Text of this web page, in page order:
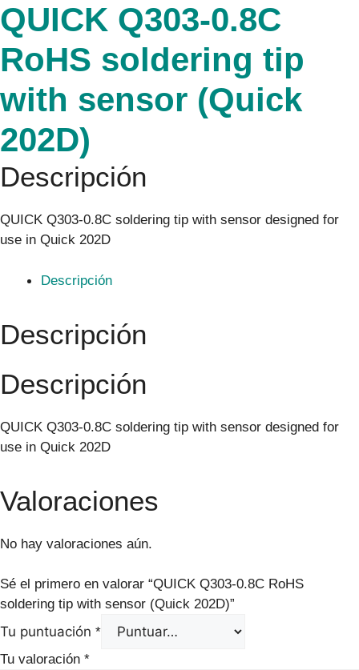
QUICK Q303-0.8C
RoHS soldering tip
with sensor (Quick
202D)
Descripción
QUICK Q303-0.8C soldering tip with sensor designed for
use in Quick 202D
Descripción
Descripción
Descripción
QUICK Q303-0.8C soldering tip with sensor designed for
use in Quick 202D
Valoraciones
No hay valoraciones aún.
Sé el primero en valorar “QUICK Q303-0.8C RoHS
soldering tip with sensor (Quick 202D)”
Tu puntuación *
Tu valoración *